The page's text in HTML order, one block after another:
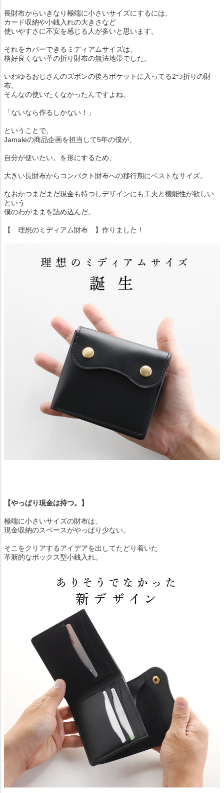
長財布からいきなり極端に小さいサイズにするには、
カード収納や小銭入れの大きさなど
使いやすさに不安を感じる人が多いと思います。
それをカバーできるミディアムサイズは、
格好良くない革の折り財布の無法地帯でした。
いわゆるおじさんのズボンの後ろポケットに入ってる2つ折りの財
布。
そんなの使いたくなかったんですよね。
「ないなら作るしかない！」
ということで、
Jamaleの商品企画を担当して5年の僕が、
自分が使いたい。を形にするため、
大きい長財布からコンパクト財布への移行期にベストなサイズ。
なおかつまだまだ現金も持つしデザインにも工夫と機能性が欲しい
という
僕のわがままを詰め込んだ。
【 理想のミディアム財布 】作りました！
【やっぱり現金は持つ。】
極端に小さいサイズの財布は、
現金収納のスペースがやっぱり少ない。
そこをクリアするアイデアを出してたどり着いた
革新的なボックス型小銭入れ。